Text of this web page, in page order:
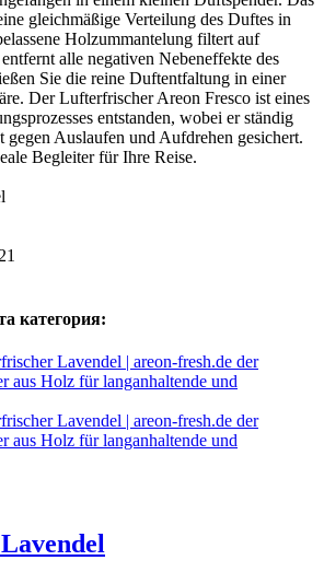
gleichmäßige Verteilung des Duftes in
Holzummantelung filtert auf
alle negativen Nebeneffekte des
Sie die reine Duftentfaltung in einer
Der Lufterfrischer Areon Fresco ist eines
entstanden, wobei er ständig
gegen Auslaufen und Aufdrehen gesichert.
Begleiter für Ihre Reise.
категория: